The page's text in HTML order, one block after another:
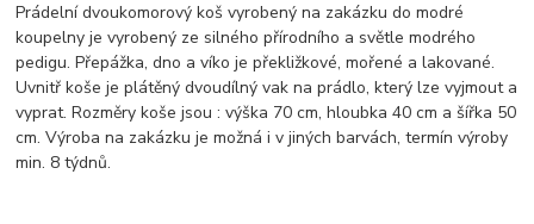
Prádelní dvoukomorový koš vyrobený na zakázku do modré
koupelny je vyrobený ze silného přírodního a světle modrého
pedigu. Přepážka, dno a víko je překližkové, mořené a lakované.
Uvnitř koše je plátěný dvoudílný vak na prádlo, který lze vyjmout a
vyprat. Rozměry koše jsou : výška 70 cm, hloubka 40 cm a šířka 50
cm. Výroba na zakázku je možná i v jiných barvách, termín výroby
min. 8 týdnů.